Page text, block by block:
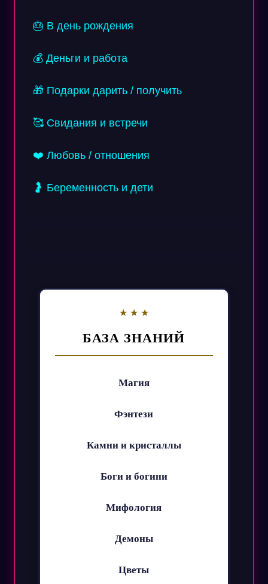
🎂 В день рождения
💰 Деньги и работа
🎁 Подарки дарить / получить
🥰 Свидания и встречи
❤️ Любовь / отношения
🤰 Беременность и дети
БАЗА ЗНАНИЙ
Магия
Фэнтези
Камни и кристаллы
Боги и богини
Мифология
Демоны
Цветы